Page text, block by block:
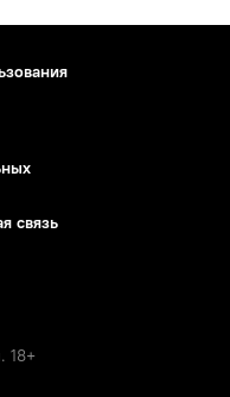
связь
18+